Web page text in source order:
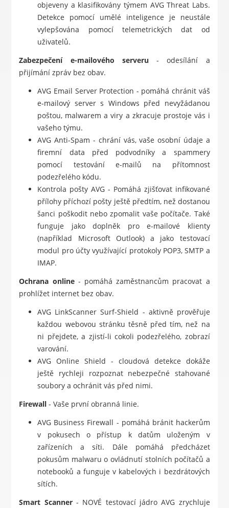
objeveny a klasifikovány týmem AVG Threat Labs.
Detekce pomocí umělé inteligence je neustále
vylepšována pomocí telemetrických dat od
uživatelů.
Zabezpečení e-mailového serveru - odesílání a
přijímání zpráv bez obav.
AVG Email Server Protection - pomáhá chránit váš
e-mailový server s Windows před nevyžádanou
poštou, malwarem a viry a zkracuje prostoje vás i
vašeho týmu.
AVG Anti-Spam - chrání vás, vaše osobní údaje a
firemní data před podvodníky a spammery
pomocí testování e-mailů na přítomnost
podezřelého kódu.
Kontrola pošty AVG - Pomáhá zjišťovat infikované
přílohy příchozí pošty ještě předtím, než dostanou
šanci poškodit nebo zpomalit vaše počítače. Také
funguje jako doplněk pro e-mailové klienty
(například Microsoft Outlook) a jako testovací
modul pro účty využívající protokoly POP3, SMTP a
IMAP.
Ochrana online- pomáhá zaměstnancům pracovat a
prohlížet internet bez obav.
AVG LinkScanner Surf-Shield - aktivně prověřuje
každou webovou stránku těsně před tím, než na
ni přejdete, a zjistí-li cokoli podezřelého, zobrazí
varování.
AVG Online Shield - cloudová detekce dokáže
ještě rychleji rozpoznat nebezpečné stahované
soubory a ochránit vás před nimi.
Firewall - Vaše první obranná linie.
AVG Business Firewall - pomáhá bránit hackerům
v pokusech o přístup k datům uloženým v
zařízeních a síti. Dále pomáhá předcházet
pokusům malwaru o ovládnutí stolních počítačů a
notebooků a funguje v kabelových i bezdrátových
sítích.
Smart Scanner- NOVÉ testovací jádro AVG zrychluje